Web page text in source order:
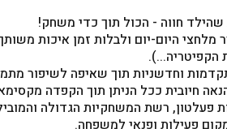
חווה - הכול תוך כדי משחק!
היום-יום ולבלות זמן איכות
הקפיטריה...).
וחדשניות תוך שאיפה לשיפור
חיובית ככל הניתן תוך הקפדה
רשת המשחקיות הגדולה
פעילות ופנאי למשפחה.